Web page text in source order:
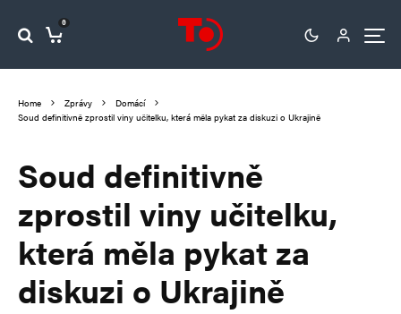
0
Home Zprávy
Domácí
Soud definitivně zprostil viny učitelku, která měla pykat za diskuzi o Ukrajině
Soud definitivně
zprostil viny učitelku,
která měla pykat za
diskuzi o Ukrajině